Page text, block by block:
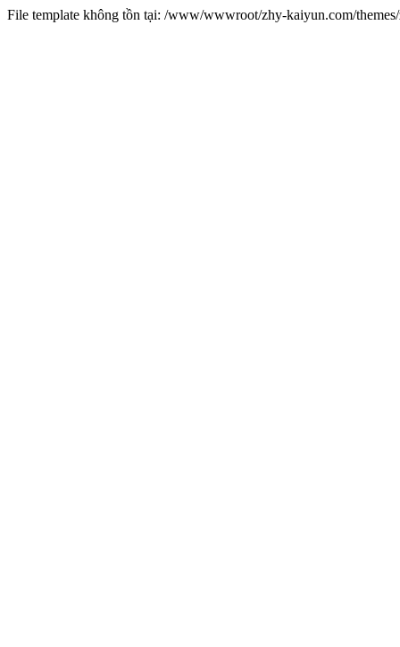
File template không tồn tại: /www/wwwroot/zhy-kaiyun.com/